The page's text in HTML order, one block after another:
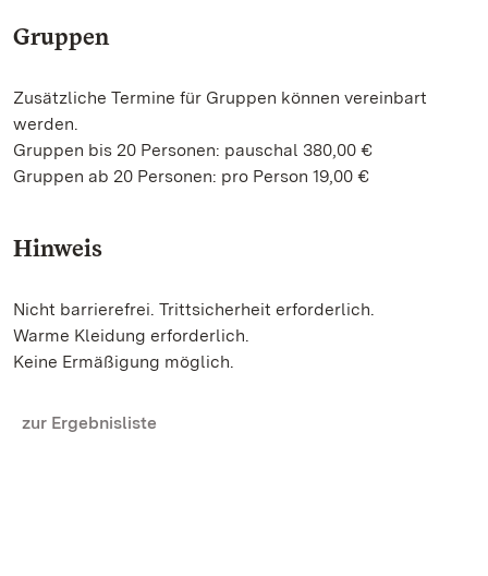
Gruppen
Zusätzliche Termine für Gruppen können vereinbart
werden.
Gruppen bis 20 Personen: pauschal 380,00 €
Gruppen ab 20 Personen: pro Person 19,00 €
Hinweis
Nicht barrierefrei. Trittsicherheit erforderlich.
Warme Kleidung erforderlich.
Keine Ermäßigung möglich.
zur Ergebnisliste